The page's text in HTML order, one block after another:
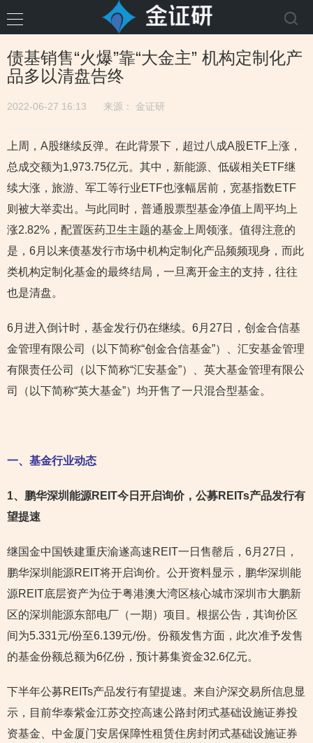
债基销售“火爆”靠“大金主” 机构定制化产
品多以清盘告终
2022-06-27 16:13 来源： 金证研
上周，A股继续反弹。在此背景下，超过八成A股ETF上涨，
总成交额为1,973.75亿元。其中，新能源、低碳相关ETF继
续大涨，旅游、军工等行业ETF也涨幅居前，宽基指数ETF
则被大举卖出。与此同时，普通股票型基金净值上周平均上
涨2.82%，配置医药卫生主题的基金上周领涨。值得注意的
是，6月以来债基发行市场中机构定制化产品频频现身，而此
类机构定制化基金的最终结局，一旦离开金主的支持，往往
也是清盘。
6月进入倒计时，基金发行仍在继续。6月27日，创金合信基
金管理有限公司（以下简称“创金合信基金”）、汇安基金管理
有限责任公司（以下简称“汇安基金”）、英大基金管理有限公
司（以下简称“英大基金”）均开售了一只混合型基金。
一、基金行业动态
1、鹏华深圳能源REIT今日开启询价，公募REITs产品发行有
望提速
继国金中国铁建重庆渝遂高速REIT一日售罄后，6月27日，
鹏华深圳能源REIT将开启询价。公开资料显示，鹏华深圳能
源REIT底层资产为位于粤港澳大湾区核心城市深圳市大鹏新
区的深圳能源东部电厂（一期）项目。根据公告，其询价区
间为5.331元/份至6.139元/份。份额发售方面，此次准予发售
的基金份额总额为6亿份，预计募集资金32.6亿元。
下半年公募REITs产品发行有望提速。来自沪深交易所信息显
示，目前华泰紫金江苏交控高速公路封闭式基础设施证券投
资基金、中金厦门安居保障性租赁住房封闭式基础设施证券